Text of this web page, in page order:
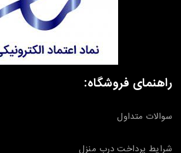
راهنمای فروشگاه:
سوالات متداول
شرایط پرداخت درب منزل